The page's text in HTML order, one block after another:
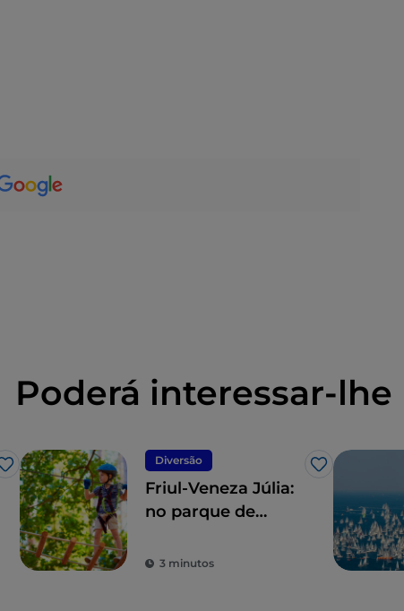
Poderá interessar-lhe
Gosto
Diversão
Gosto
Friul-Veneza Júlia:
no parque de
Trieste, as férias
3 minutos